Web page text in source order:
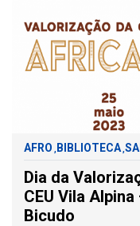
AFRO BIBLIOTECA
Dia da
CEU Vila
Bicudo